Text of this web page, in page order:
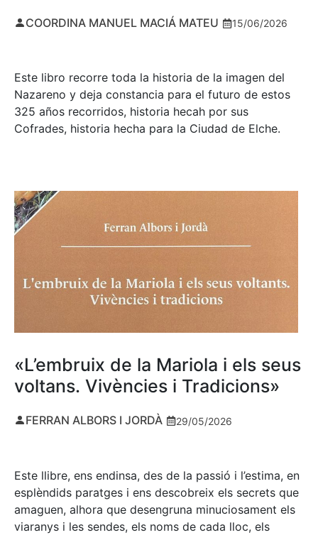
COORDINA MANUEL MACIÁ MATEU 15/06/2026
Este libro recorre toda la historia de la imagen del
Nazareno y deja constancia para el futuro de estos
325 años recorridos, historia hecah por sus
Cofrades, historia hecha para la Ciudad de Elche.
«L’embruix de la Mariola i els seus
voltans. Vivències i Tradicions»
FERRAN ALBORS I JORDÀ 29/05/2026
Este llibre, ens endinsa, des de la passió i l’estima, en
esplèndids paratges i ens descobreix els secrets que
amaguen, alhora que desengruna minuciosament els
viaranys i les sendes, els noms de cada lloc, els